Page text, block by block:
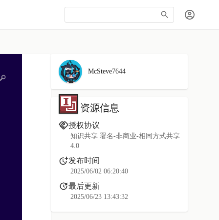
McSteve7644
资源信息
授权协议
知识共享 署名-非商业-相同方式共享
4.0
发布时间
2025/06/02 06:20:40
最后更新
2025/06/23 13:43:32